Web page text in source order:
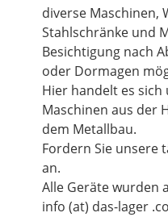
diverse Maschinen,
Stahlschränke und
Besichtigung nach
oder Dormagen
Hier handelt es
Maschinen aus der
dem Metallbau.
Fordern Sie unsere
an.
Alle Geräte wurden
info (at) das-lager